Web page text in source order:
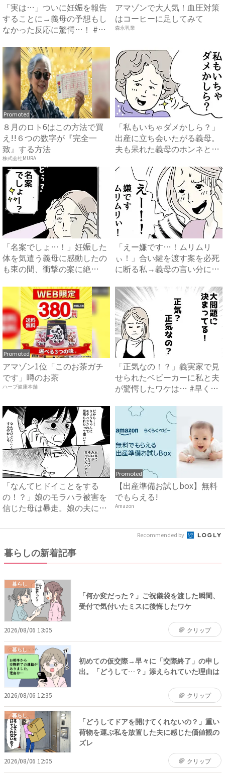
「実は…」ついに妊娠を報告
することに→義母の予想もし
なかった反応に驚愕…！ #
アマゾンで大人気！血圧対策
はコーヒーに足してみて
森永乳業
Promoted
８月のロト6はこの方法で買
え!!６つの数字が『完全一
致』する方法
株式会社MURA
「私もいちゃダメかしら？」
出産に立ち会いたがる義母。
夫も呆れた義母のホンネと
「名案でしょ…！」妊娠した
体を気遣う義母に感動したの
も束の間、衝撃の案に絶
「えー嫌です…！ムリムリ
ぃ！」合い鍵を渡す案を必死
に断る私→義母の言い分にあ
Promoted
アマゾン1位「このお茶ガチ
です」噂のお茶
ハーブ健康本舗
「正気なの！？」義実家で見
せられたベビーカーに私と夫
が驚愕したワケは… #早く
「なんてヒドイことをする
の！？」娘のモラハラ被害を
信じた母は暴走。娘の夫に電
Promoted
【出産準備お試しbox】無料
でもらえる!
Amazon
Recommended by
暮らしの新着記事
暮らし
「何か変だった？」ご祝儀袋を渡した瞬間、
受付で気付いたミスに後悔したワケ
2026/08/06 13:05 クリップ
暮らし
初めての仮交際→早々に「交際終了」の申し
出。「どうして…？」添えられていた理由は
2026/08/06 12:35 クリップ
暮らし
「どうしてドアを開けてくれないの？」重い
荷物を運ぶ私を放置した夫に感じた価値観の
ズレ
2026/08/06 12:05 クリップ